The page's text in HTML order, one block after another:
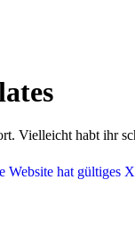
Vielleicht habt ihr